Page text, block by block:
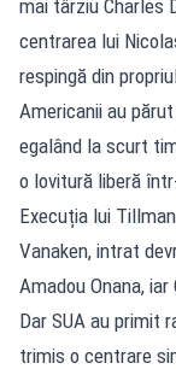
mai târziu Charles
centrarea lui
respingă din
Americanii au
egalând la scurt
o lovitură liberă
Execuția lui
Vanaken, intrat
Amadou Onana,
Dar SUA au primit
trimis o centrare